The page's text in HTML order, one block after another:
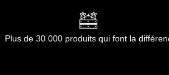
Plus de 30 000 produits qui font la